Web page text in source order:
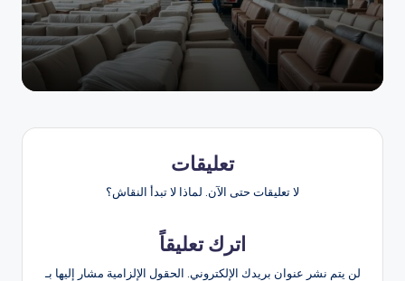
تعليقات
لا تعليقات حتى الآن. لماذا لا تبدأ النقاش؟
اترك تعليقاً
لن يتم نشر عنوان بريدك الإلكتروني. الحقول الإلزامية مشار إليها بـ